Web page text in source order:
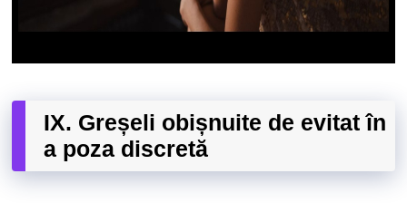
IX. Greșeli obișnuite de evitat în
a poza discretă